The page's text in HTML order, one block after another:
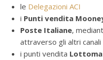
le Delegazioni ACI
i Punti vendita
Poste Italiane,
attraverso gli altri
i punti vendita